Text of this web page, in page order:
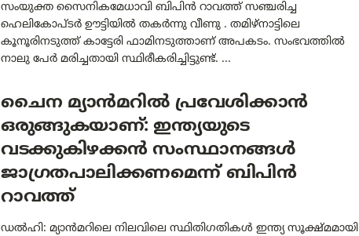
സംയുക്ത സൈനികമേധാവി ബിപിൻ റാവത്ത് സഞ്ചരിച്ച
ഹെലികോപ്ടർ ഊട്ടിയിൽ തകർന്നു വീണു . തമിഴ്‌നാട്ടിലെ
കൂനൂരിനടുത്ത് കാട്ടേരി ഫാമിനടുത്താണ് അപകടം. സംഭവത്തിൽ
നാലു പേർ മരിച്ചതായി സ്ഥിരീകരിച്ചിട്ടുണ്ട്. ...
ചൈന മ്യാൻമറിൽ പ്രവേശിക്കാൻ
ഒരുങ്ങുകയാണ്: ഇന്ത്യയുടെ
വടക്കുകിഴക്കൻ സംസ്ഥാനങ്ങൾ
ജാഗ്രതപാലിക്കണമെന്ന് ബിപിൻ
റാവത്ത്
ഡൽഹി: മ്യാൻമറിലെ നിലവിലെ സ്ഥിതിഗതികൾ ഇന്ത്യ സൂക്ഷ്മമായി